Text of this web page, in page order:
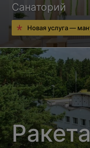
Санаторий
Новая услуга —